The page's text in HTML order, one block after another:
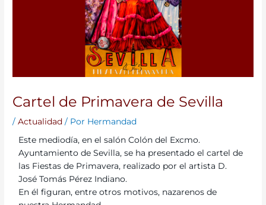
Cartel de Primavera de Sevilla
/Actualidad / Por Hermandad
Este mediodía, en el salón Colón del Excmo.
Ayuntamiento de Sevilla, se ha presentado el cartel de
las Fiestas de Primavera, realizado por el artista D.
José Tomás Pérez Indiano.
En él figuran, entre otros motivos, nazarenos de